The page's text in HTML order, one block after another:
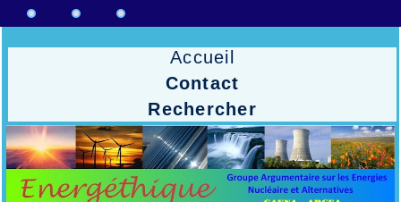
Accueil
Contact
Rechercher